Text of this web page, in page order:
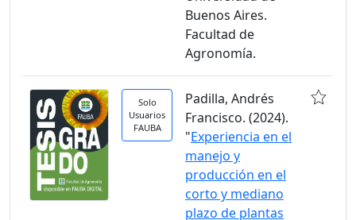
Buenos Aires.
Facultad de
Agronomía.
Solo
Usuarios
FAUBA
Padilla, Andrés
Francisco. (2024).
"Experiencia en el
manejo y
producción en el
corto y mediano
plazo de plantas